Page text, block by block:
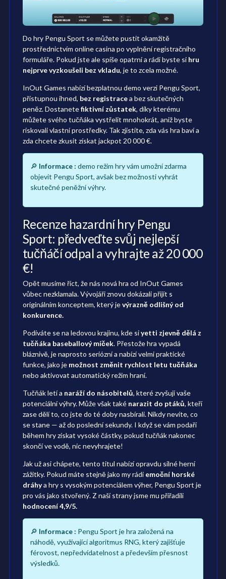
Do hry Pengu Sport se můžete pustit okamžitě
prostřednictvím online casina po vyplnění registračního
formuláře. Pokud jste ale spíše opatrní a rádi byste si hru
nejprve vyzkoušeli bez vkladu, je to zcela možné.
InOut Games nabízí bezplatnou demo verzi Pengu Sport,
přístupnou ihned, bez registracea bez skutečných
peněz. Dostanetefiktivní zůstatek, díky kterému
můžete svého tučňáka vystřelit mnohokrát, aniž byste
riskovali vlastní prostředky. Tak zjistíte, zda vás hra baví a
zda chcete zkusit získat jackpot 20 000 €.
🔎 Informace : demo režim hry vám umožní zdarma
objevit Pengu Sport, avšak bez možnosti vyhrát
skutečné peněžní výhry.
Recenze hazardní hry Pengu
Sport: předveďte svůj nejlepší
tučňáčí odpal a vyhrajte až 20 000
€!
Opět musíme říct, že nás nová hra od InOut Games
vůbec nezklamala. Vývojáři znovu dokázali přijít s
originálním konceptem, který jevýrazně odlišný od
konkurence.
Podíváte se na ledovou krajinu, kde siyetti zjevně dělá z
tučňáka baseballový míček. Přestože hra vypadá
bláznivě, je naprosto seriózní a nabízí velmi praktické
funkce, jako je možnost změnit rychlost letu tučňáka
nebo aktivovat automatický režim hraní.
Tučňák letí a naráží do násobitelů, které zvyšují vaše
potenciální výhry. Může však také narazit do ptáků, kteří
zase dělí to, co jste do té doby nasbírali. Nikdy nevíte, co
se stane — až do poslední sekundy. I když se vám podaří
během hry získat vysoké částky, pokud tučňák nakonec
skončí ve vodě, nic nevyhrajete!
Jak už asi chápete, tento titul nabízí opravdu silné herní
zážitky. Pokud máte stejně jako my rádi emoční horské
dráhya hry s vysokým potenciálem výher, Pengu Sport je
pro vás jako stvořený. Z naší strany jsme mu přiřadili
hodnocení 4,9/5.
🔎 Informace : Pengu Sport je hra založená na
náhodě, využívající algoritmus RNG, který zajišťuje
férovost, nepředvídatelnost a především přesnost
výsledků.